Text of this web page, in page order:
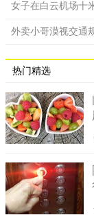
案也不能确定。很
的问题，当枪响之
女子在白云机场十
外卖小哥漠视交通
热门精选